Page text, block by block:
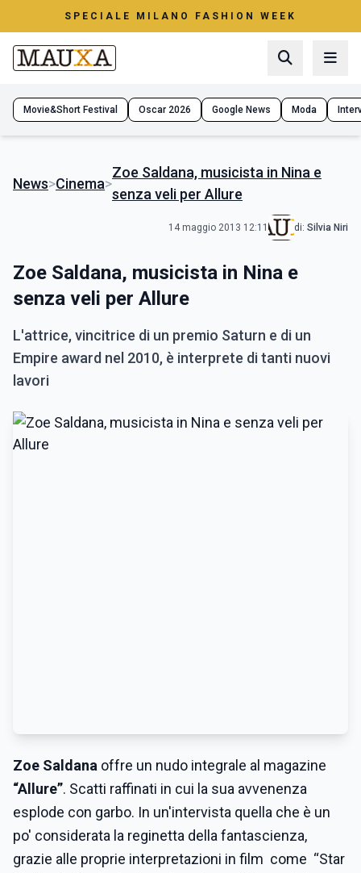
SPECIALE MILANO FASHION WEEK
Movie&Short Festival Oscar 2026 Google News Moda
News>Cinema>
Zoe Saldana, musicista in Nina e
senza veli per Allure
14 maggio 2013 12:11 di: Silvia Niri
Zoe Saldana, musicista in Nina e
senza veli per Allure
L'attrice, vincitrice di un premio Saturn e di un
Empire award nel 2010, è interprete di tanti nuovi
lavori
Zoe Saldana offre un nudo integrale al magazine
“Allure”. Scatti raffinati in cui la sua avvenenza
esplode con garbo. In un'intervista quella che è un
po' considerata la reginetta della fantascienza,
grazie alle proprie interpretazioni in film come “Star